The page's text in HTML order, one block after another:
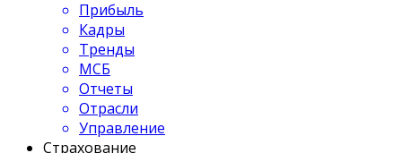
Прибыль
Кадры
Тренды
МСБ
Отчеты
Отрасли
Управление
Страхование